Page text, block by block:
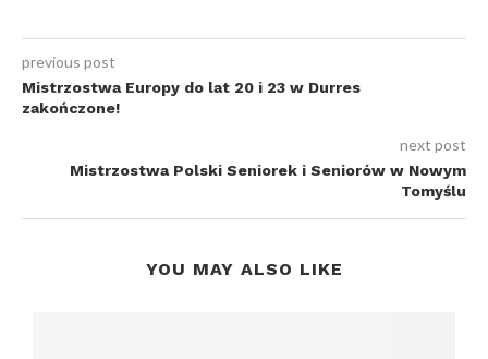
previous post
Mistrzostwa Europy do lat 20 i 23 w Durres
zakończone!
next post
Mistrzostwa Polski Seniorek i Seniorów w Nowym
Tomyślu
YOU MAY ALSO LIKE